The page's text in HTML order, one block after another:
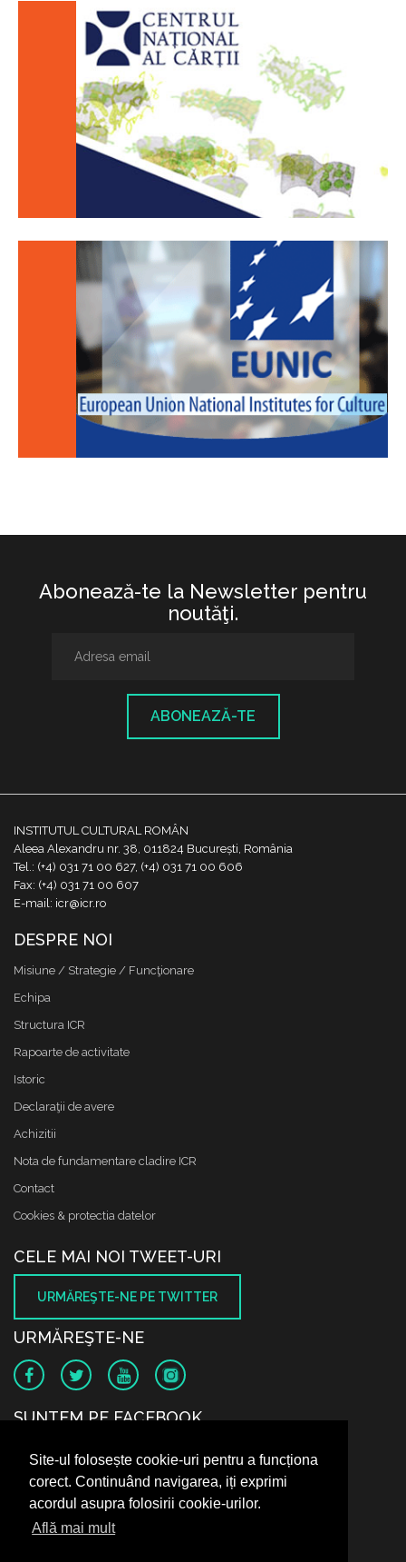
Site-ul folosește cookie-uri pentru a funcționa
corect. Continuând navigarea, iți exprimi
acordul asupra folosirii cookie-urilor.
Află mai mult
Abonează-te la Newsletter pentru
noutăţi.
ABONEAZĂ-TE
INSTITUTUL CULTURAL ROMÂN
Aleea Alexandru nr. 38, 011824 București, România
Tel.: (+4) 031 71 00 627, (+4) 031 71 00 606
Fax: (+4) 031 71 00 607
E-mail: icr@icr.ro
DESPRE NOI
Misiune / Strategie / Funcţionare
Echipa
Structura ICR
Rapoarte de activitate
Istoric
Declaraţii de avere
Achizitii
Nota de fundamentare cladire ICR
Contact
Cookies & protectia datelor
CELE MAI NOI TWEET-URI
URMĂREŞTE-NE PE TWITTER
URMĂREŞTE-NE
SUNTEM PE FACEBOOK